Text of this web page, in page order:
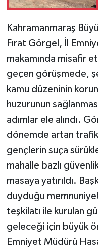
Kahramanmaraş
Fırat Görgel, İl
makamında misafir
geçen görüşmede,
kamu düzeninin
huzurunun
adımlar ele alındı.
dönemde artan trafik
gençlerin suça
mahalle bazlı
masaya yatırıldı.
duyduğu
teşkilatı ile kurulan
geleceği için büyük
Emniyet Müdürü